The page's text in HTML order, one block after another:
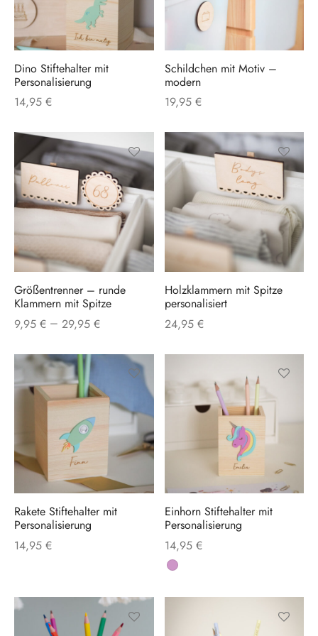
Dino Stiftehalter mit
Personalisierung
14,95 €
Schildchen mit Motiv –
modern
19,95 €
Dieses
Produkt
weist
mehrere
Varianten
auf.
Die
auf
der
Produktseite
gewählt
werden
Größentrenner – runde
Klammern mit Spitze
9,95 € – 29,95 €
Dieses
Produkt
weist
mehrere
Varianten
auf.
Die
auf
der
Holzklammern mit Spitze
personalisiert
24,95 €
Rakete Stiftehalter mit
Personalisierung
14,95 €
Dieses
Produkt
weist
mehrere
Varianten
auf.
Die
der
Einhorn Stiftehalter mit
Personalisierung
14,95 €
& Deko
& Sortieren